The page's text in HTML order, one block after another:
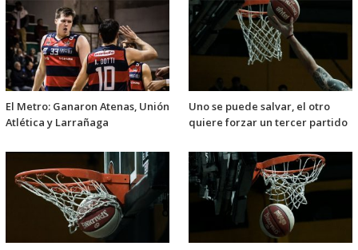
El Metro: Ganaron Atenas, Unión
Atlética y Larrañaga
Uno se puede salvar, el otro
quiere forzar un tercer partido